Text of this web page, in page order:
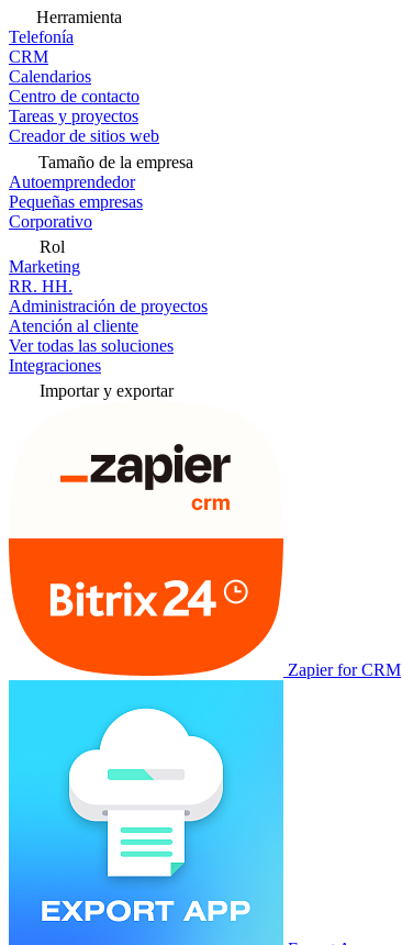
Herramienta
Telefonía
CRM
Calendarios
Centro de contacto
Tareas y proyectos
Creador de sitios web
Tamaño de la empresa
Autoemprendedor
Pequeñas empresas
Corporativo
Rol
Marketing
RR. HH.
Administración de proyectos
Atención al cliente
Ver todas las soluciones
Integraciones
Importar y exportar
Zapier for CRM